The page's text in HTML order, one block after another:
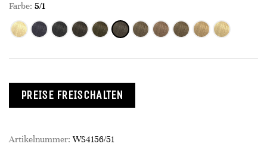
Farbe: 5/1
PREISE FREISCHALTEN
Artikelnummer: WS4156/51